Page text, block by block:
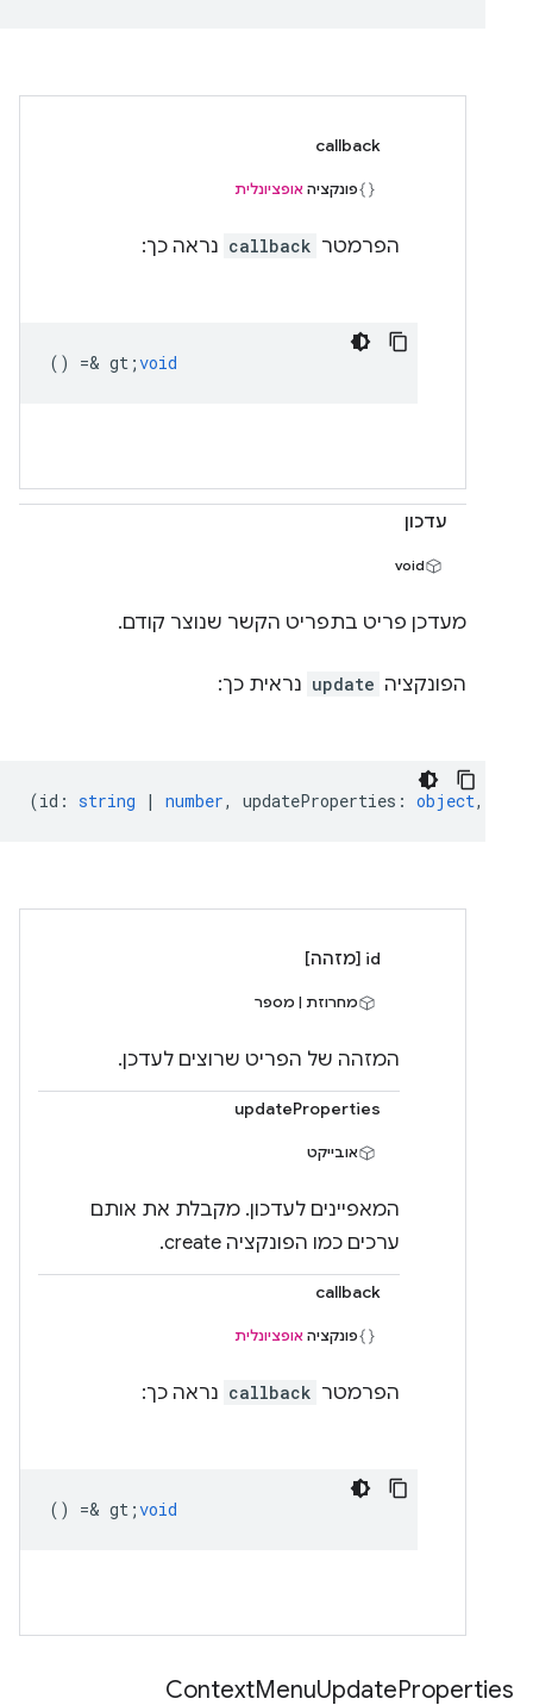
callback
פונקציה אופציונלית
הפרמטר callback נראה כך:
() =& gt;void
עדכון
void
מעדכן פריט בתפריט הקשר שנוצר קודם.
הפונקציה update נראית כך:
(id : string | number, updateProperties : object,
id [מזהה]
מחרוזת | מספר
המזהה של הפריט שרוצים לעדכן.
updateProperties
אובייקט
המאפיינים לעדכון. מקבלת את אותם
ערכים כמו הפונקציה create.
callback
פונקציה אופציונלית
הפרמטר callback נראה כך:
() =& gt;void
ContextMenuUpdateProperties